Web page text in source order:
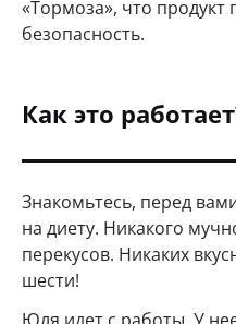
«Тормоза», что
безопасность.
Как это
Знакомьтесь, перед
на диету. Никакого
перекусов. Никаких
шести!